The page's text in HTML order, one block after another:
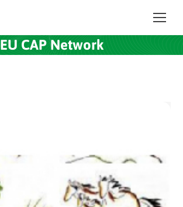
EU CAP Network